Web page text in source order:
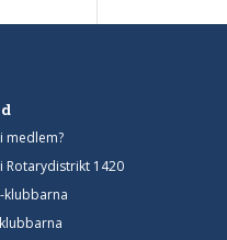
medlem?
Rotarydistrikt 1420
klubbarna